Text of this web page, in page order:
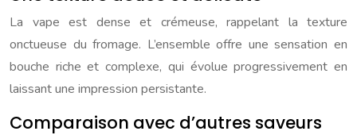
La vape est dense et crémeuse, rappelant la texture
onctueuse du fromage. L’ensemble offre une sensation en
bouche riche et complexe, qui évolue progressivement en
laissant une impression persistante.
Comparaison avec d’autres saveurs